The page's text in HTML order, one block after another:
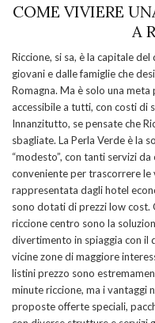
COME VIVIERE
A
Riccione, si sa, è la capitale
giovani e dalle famiglie che
Romagna. Ma è solo una
accessibile a tutti, con costi di
Innanzitutto, se pensate che
sbagliate. La Perla Verde è la
“modesto”, con tanti servizi
conveniente per trascorrere le
rappresentata dagli hotel
sono dotati di prezzi low cost.
riccione centro sono la
divertimento in spiaggia con il
vicine zone di maggiore
listini prezzo sono
minute riccione, ma i vantaggi
proposte offerte speciali,